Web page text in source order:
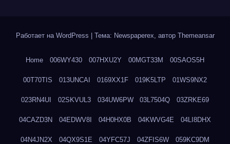
Работает на WordPress Тема: Newspaperex, автор Themeansar
Home 006WY430 007HXU2Y 00MGT33M 00SAOS5H
00T70TIS 013UNCAI 0169XX1F 019K5LTP 01WS9NX2
023RN4UI 02SKVUL3 034UW6PW 03L7504Q 03ZRKE69
04CAZD3N 04EDWV8I 04H0HX0B 04KWVG4E 04LI8DHX
04N4JN2X 04QX9S1E 04YFC57J 04ZFIS6W 059KC9DM